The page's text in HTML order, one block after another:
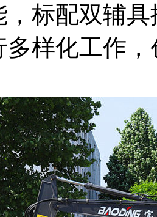
，标配双辅
多样化工作